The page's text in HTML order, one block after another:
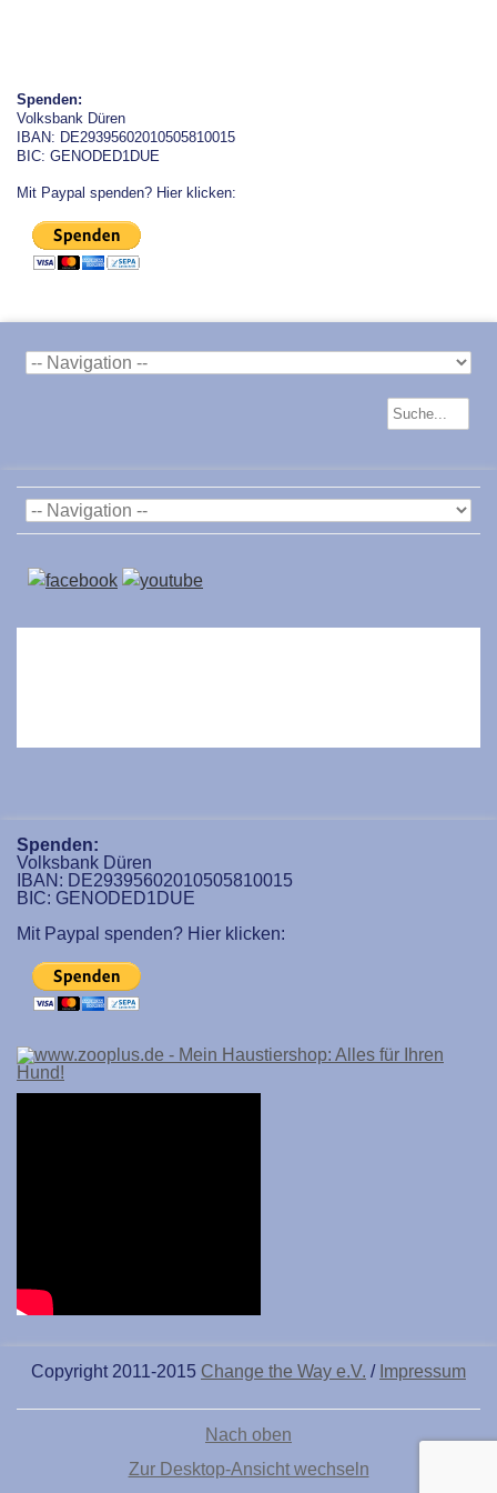
Spenden:
Volksbank Düren
IBAN: DE29395602010505810015
BIC: GENODED1DUE
Mit Paypal spenden? Hier klicken:
Spenden:
Volksbank Düren
IBAN: DE29395602010505810015
BIC: GENODED1DUE
Mit Paypal spenden? Hier klicken:
Copyright 2011-2015 Change the Way e.V. / Impressum
Nach oben
Zur Desktop-Ansicht wechseln